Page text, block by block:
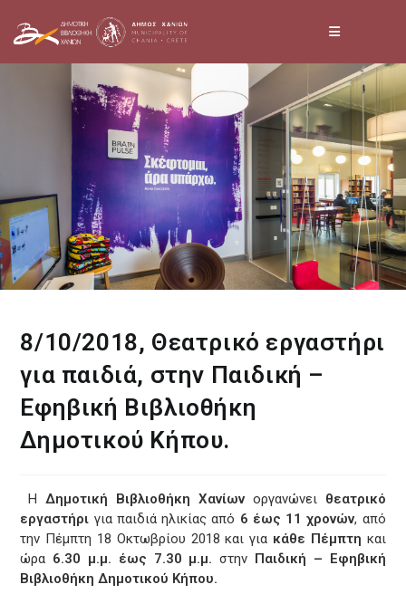
8/10/2018, Θεατρικό εργαστήρι
για παιδιά, στην Παιδική –
Εφηβική Bιβλιοθήκη
Δημοτικού Κήπου.
ΗΔημοτική Βιβλιοθήκη Χανίωνοργανώνει θεατρικό
εργαστήρι για παιδιά ηλικίας από 6 έως 11 χρονών, από
την Πέμπτη 18 Οκτωβρίου 2018 και για κάθε Πέμπτη και
ώρα 6.30 μ.μ. έως 7.30 μ.μ. στην Παιδική – Εφηβική
Bιβλιοθήκη Δημοτικού Κήπου.